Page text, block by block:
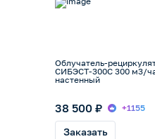
Облучатель-
СИБЭСТ-300С 300 м3/
настенный
38 500 ₽ +1155
Заказать